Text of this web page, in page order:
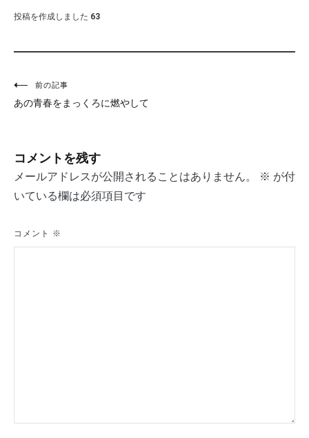
投稿を作成しました 63
投
稿
ビ
ゲ
シ
前の記事
あの青春をまっくろに燃やして
コメントを残す
メールアドレスが公開されることはありません。 ※ が付
いている欄は必須項目です
コメント ※